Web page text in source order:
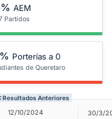
AEM
Partidos
Porterías a 0
de Queretaro
Resultados Anteriores
12/10/2024 30/3/